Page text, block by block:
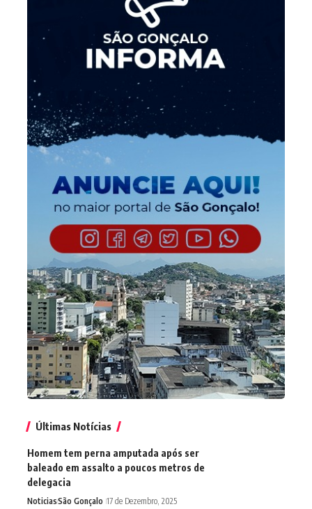
Últimas Notícias
Homem tem perna amputada após ser
baleado em assalto a poucos metros de
delegacia
NoticiasSão Gonçalo 17 de Dezembro, 2025